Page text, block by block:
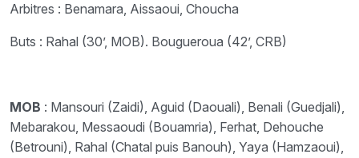
Arbitres : Benamara, Aissaoui, Choucha
Buts : Rahal (30’, MOB). Bougueroua (42’, CRB)
MOB : Mansouri (Zaidi), Aguid (Daouali), Benali (Guedjali),
Mebarakou, Messaoudi (Bouamria), Ferhat, Dehouche
(Betrouni), Rahal (Chatal puis Banouh), Yaya (Hamzaoui),